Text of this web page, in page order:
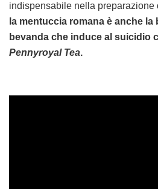
indispensabile nella preparazione
la mentuccia romana è anche la
bevanda che induce al suicidio
Pennyroyal Tea.